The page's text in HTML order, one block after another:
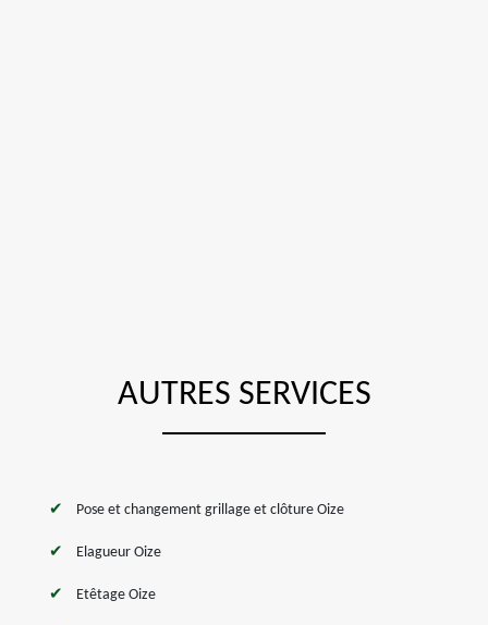
AUTRES SERVICES
Pose et changement grillage et clôture Oize
Elagueur Oize
Etêtage Oize